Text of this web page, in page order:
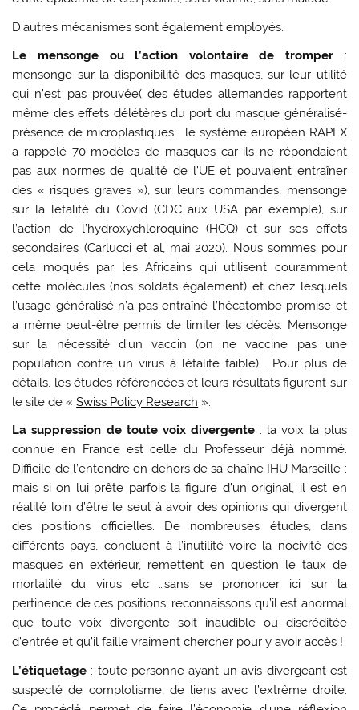
D’autres mécanismes sont également employés.
Le mensonge ou l’action volontaire de tromper :
mensonge sur la disponibilité des masques, sur leur utilité
qui n’est pas prouvée( des études allemandes rapportent
même des effets délétères du port du masque généralisé-
présence de microplastiques ; le système européen RAPEX
a rappelé 70 modèles de masques car ils ne répondaient
pas aux normes de qualité de l’UE et pouvaient entraîner
des « risques graves »), sur leurs commandes, mensonge
sur la létalité du Covid (CDC aux USA par exemple), sur
l’action de l’hydroxychloroquine (HCQ) et sur ses effets
secondaires (Carlucci et al, mai 2020). Nous sommes pour
cela moqués par les Africains qui utilisent couramment
cette molécules (nos soldats également) et chez lesquels
l’usage généralisé n’a pas entraîné l’hécatombe promise et
a même peut-être permis de limiter les décès. Mensonge
sur la nécessité d’un vaccin (on ne vaccine pas une
population contre un virus à létalité faible) . Pour plus de
détails, les études référencées et leurs résultats figurent sur
le site de «Swiss Policy Research ».
La suppression de toute voix divergente : la voix la plus
connue en France est celle du Professeur déjà nommé.
Difficile de l’entendre en dehors de sa chaîne IHU Marseille ;
mais si on lui prête parfois la figure d’un original, il est en
réalité loin d’être le seul à avoir des opinions qui divergent
des positions officielles. De nombreuses études, dans
différents pays, concluent à l’inutilité voire la nocivité des
masques en extérieur, remettent en question le taux de
mortalité du virus etc …sans se prononcer ici sur la
pertinence de ces positions, reconnaissons qu’il est anormal
que toute voix divergente soit inaudible ou discréditée
d’entrée et qu’il faille vraiment chercher pour y avoir accès !
L’étiquetage : toute personne ayant un avis divergeant est
suspecté de complotisme, de liens avec l’extrême droite.